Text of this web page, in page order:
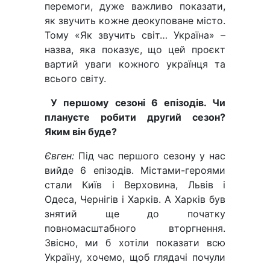
перемоги, дуже важливо показати,
як звучить кожне деокуповане місто.
Тому «Як звучить світ… Україна» –
назва, яка показує, що цей проєкт
вартий уваги кожного українця та
всього світу.
У першому сезоні 6 епізодів. Чи
плануєте робити другий сезон?
Яким він буде?
Євген: Під час першого сезону у нас
вийде 6 епізодів. Містами-героями
стали Київ і Верховина, Львів і
Одеса, Чернігів і Харків. А Харків був
знятий ще до початку
повномасштабного вторгнення.
Звісно, ми б хотіли показати всю
Україну, хочемо, щоб глядачі почули